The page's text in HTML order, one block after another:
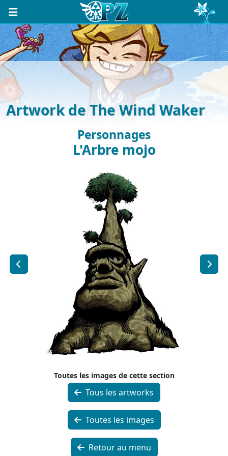
Artwork de The Wind Waker
Personnages
L'Arbre mojo
Toutes les images de cette section
Tous les artworks
Toutes les images
Retour au menu